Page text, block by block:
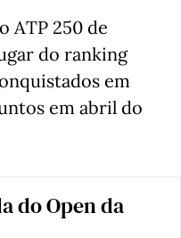
ATP 250 de
do ranking
em
em abril do
do Open da